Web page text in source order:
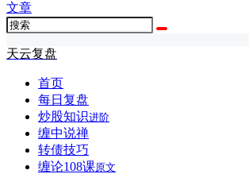
文章
天云复盘
首页
每日复盘
炒股知识进阶
缠中说禅
转债技巧
缠论108课原文